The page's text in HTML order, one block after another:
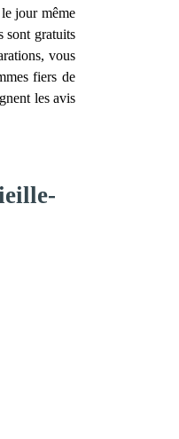
jour même
sont gratuits
vous
fiers de
les avis